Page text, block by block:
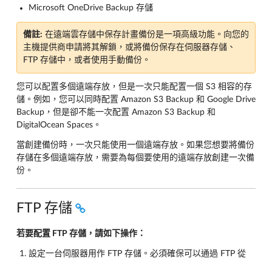
Microsoft OneDrive Backup 存儲
備註: 在遠端雲存儲中保存計畫備份是一項高級功能。向您的
主機提供商申請將其解鎖，或將備份保存在伺服器存儲、
FTP 存儲中，或者使用手動備份。
您可以配置多個遠端存放，但是一次只能配置一個 S3 相容的存
儲。例如，您可以同時配置 Amazon S3 Backup 和 Google Drive
Backup，但是卻不能一次配置 Amazon S3 Backup 和
DigitalOcean Spaces。
當創建備份時，一次只能使用一個遠端存放。如果您想要將備份
存儲在多個遠端存放，需要為每個要使用的遠端存放創建一次備
份。
FTP 存儲
若要配置 FTP 存儲，請如下操作：
設定一台伺服器用作 FTP 存儲。必須確保可以通過 FTP 從